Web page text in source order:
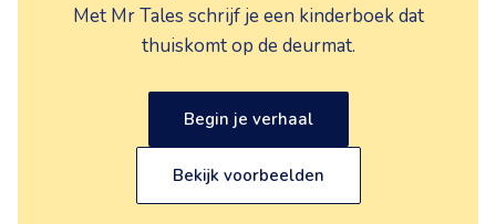
Met Mr Tales schrijf je een kinderboek dat
thuiskomt op de deurmat.
Begin je verhaal
Bekijk voorbeelden